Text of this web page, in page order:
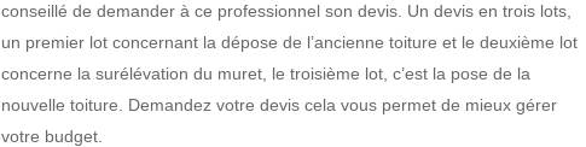
conseillé de demander à ce professionnel son devis. Un devis en trois lots,
un premier lot concernant la dépose de l’ancienne toiture et le deuxième lot
concerne la surélévation du muret, le troisième lot, c’est la pose de la
nouvelle toiture. Demandez votre devis cela vous permet de mieux gérer
votre budget.